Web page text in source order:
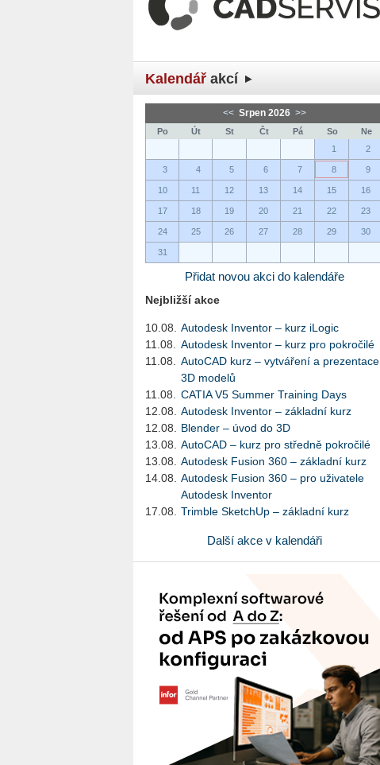
Kalendář akcí
<< Srpen 2026 >>
Po Út St Čt Pá So
Ne
1
2
3 4 5 6 7 8 9
10 11 12 13 14 15 16
17 18 19 20 21 22 23
24 25 26 27 28 29 30
31
Přidat novou akci do kalendáře
Nejbližší akce
10.08.
Autodesk Inventor – kurz iLogic
11.08.
Autodesk Inventor – kurz pro pokročilé
11.08.
AutoCAD kurz – vytváření a prezentace
3D modelů
11.08.
CATIA V5 Summer Training Days
12.08.
Autodesk Inventor – základní kurz
12.08.
Blender – úvod do 3D
13.08.
AutoCAD – kurz pro středně pokročilé
13.08.
Autodesk Fusion 360 – základní kurz
14.08.
Autodesk Fusion 360 – pro uživatele
Autodesk Inventor
17.08.
Trimble SketchUp – základní kurz
Další akce v kalendáři